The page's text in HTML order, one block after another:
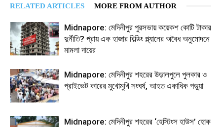
RELATED ARTICLES MORE FROM AUTHOR
Midnapore: মেদিনীপুর পুরসভায় কয়েকশ কোটি টাকার
দুর্নীতি? প্রায় এক হাজার বিল্ডিং প্ল্যানের অবৈধ অনুমোদনে
মামলা দায়ের
Midnapore: মেদিনীপুর শহরের উড়ালপুলে পুলকার ও
প্রাইভেট কারের মুখোমুখি সংঘর্ষ, আহত একাধিক পড়ুয়া
Midnapore: মেদিনীপুর শহরের ‘হেস্টিংস হাউস’ হোক